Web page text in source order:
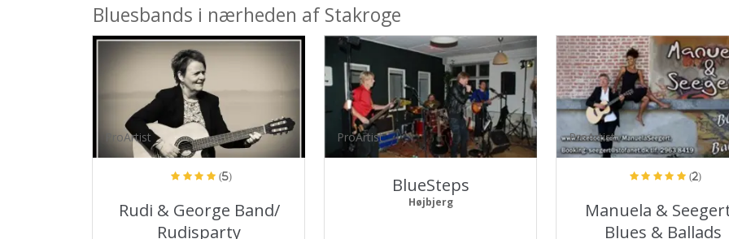
Bluesbands i nærheden af Stakroge
ProArtist
(5)
Rudi & George Band/
Rudisparty
ProArtist
BlueSteps
Højbjerg
ProArtist
(2)
Manuela &
Blues & Ballads